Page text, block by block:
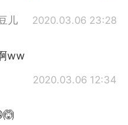
儿 2020.03.06 23:28
ww
2020.03.06 12:34